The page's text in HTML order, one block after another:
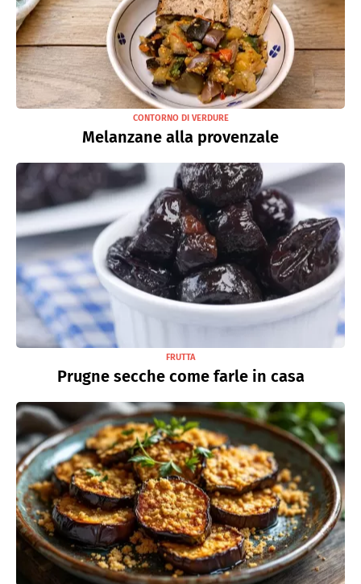
CONTORNO DI VERDURE
Melanzane alla provenzale
FRUTTA
Prugne secche come farle in casa